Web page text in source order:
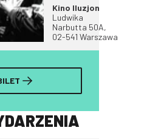
Kino Iluzjon
Ludwika
Narbutta 50A,
02-541 Warszawa